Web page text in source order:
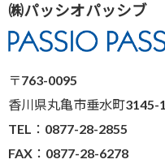
㈱パッシオパッシブ
〒763-0095
香川県丸亀市垂水町3145-1
TEL：0877-28-2855
FAX：0877-28-6278